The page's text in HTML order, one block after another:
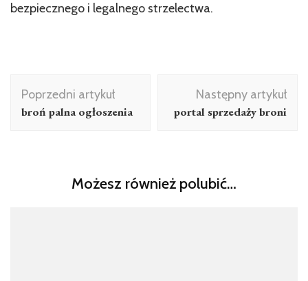
bezpiecznego i legalnego strzelectwa.
Nawigacja
wpisu
Poprzedni artykuł
broń palna ogłoszenia
Następny artykuł
portal sprzedaży broni
Możesz również polubić…